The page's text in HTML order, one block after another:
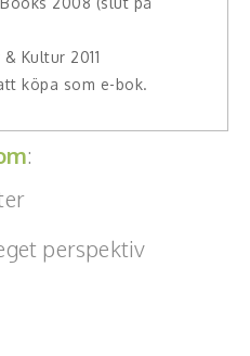
Kultur 2011
köpa som e-bok.
:
perspektiv